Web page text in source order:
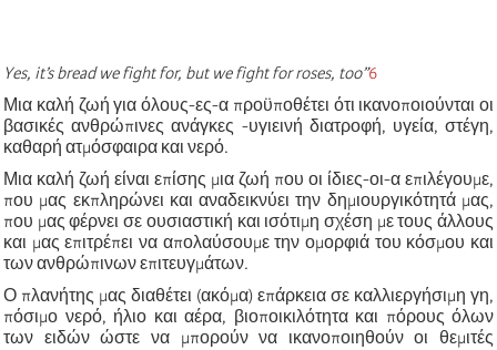
Yes, it’s bread we fight for, but we fight for roses, too”6
Μια καλή ζωή για όλους-ες-α προϋποθέτει ότι ικανοποιούνται οι
βασικές ανθρώπινες ανάγκες -υγιεινή διατροφή, υγεία, στέγη,
καθαρή ατμόσφαιρα και νερό.
Μια καλή ζωή είναι επίσης μια ζωή που οι ίδιες-οι-α επιλέγουμε,
που μας εκπληρώνει και αναδεικνύει την δημιουργικότητά μας,
που μας φέρνει σε ουσιαστική και ισότιμη σχέση με τους άλλους
και μας επιτρέπει να απολαύσουμε την ομορφιά του κόσμου και
των ανθρώπινων επιτευγμάτων.
Ο πλανήτης μας διαθέτει (ακόμα) επάρκεια σε καλλιεργήσιμη γη,
πόσιμο νερό, ήλιο και αέρα, βιοποικιλότητα και πόρους όλων
των ειδών ώστε να μπορούν να ικανοποιηθούν οι θεμιτές